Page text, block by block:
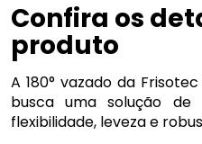
Confira os
produto
A 180° vazado da
busca uma solução de
flexibilidade, leveza e